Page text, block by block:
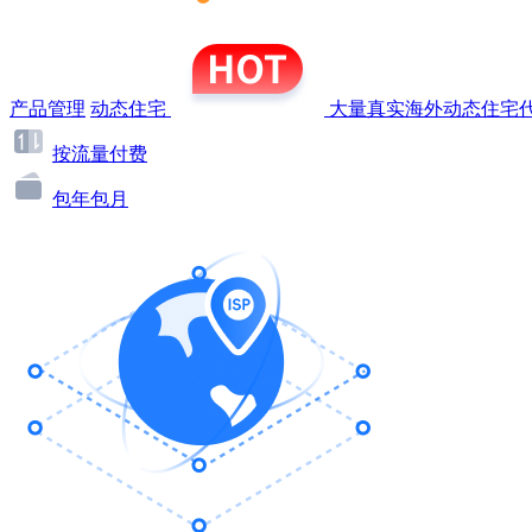
产品管理 动态住宅 大量真实海外动态住宅
按流量付费
包年包月